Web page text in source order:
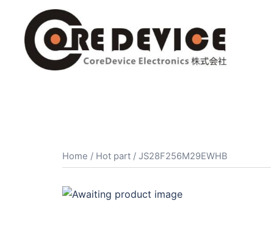
Home / Hot part / JS28F256M29EWHB